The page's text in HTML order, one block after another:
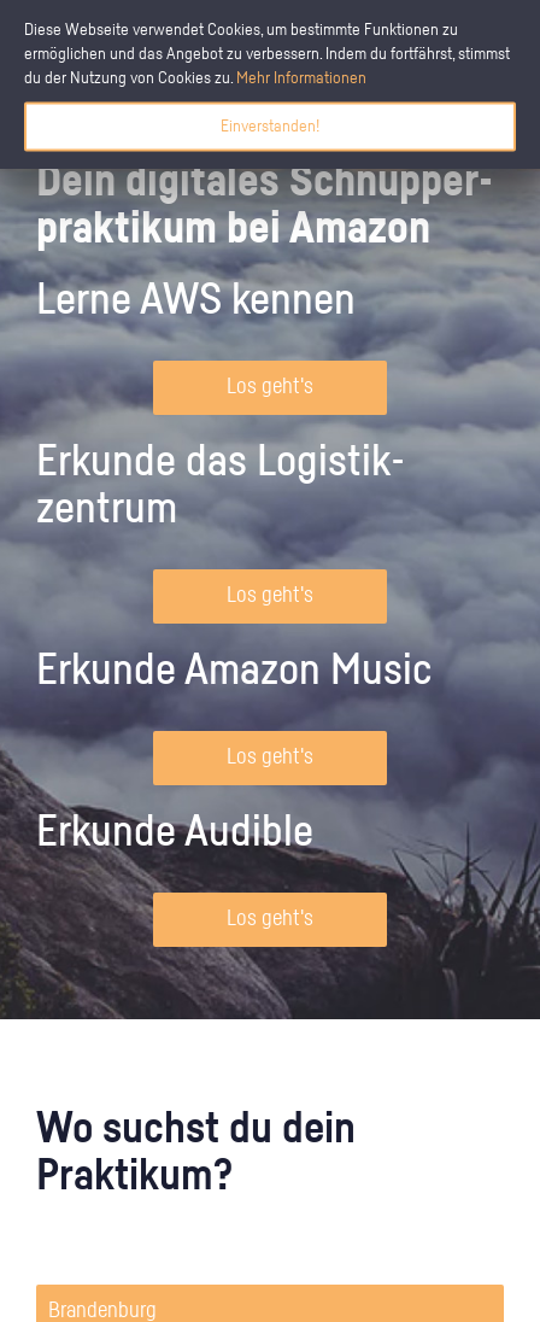
Diese Webseite verwendet Cookies, um bestimmte Funktionen zu
ermöglichen und das Angebot zu verbessern. Indem du fortfährst, stimmst
du der Nutzung von Cookies zu. Mehr Informationen
Einverstanden!
Dein digitales Schnupper­
praktikum bei Amazon
Lerne AWS kennen
Los geht's
Erkunde das Logistik­
zentrum
Los geht's
Erkunde Amazon Music
Los geht's
Erkunde Audible
Los geht's
Wo suchst du dein
Praktikum?